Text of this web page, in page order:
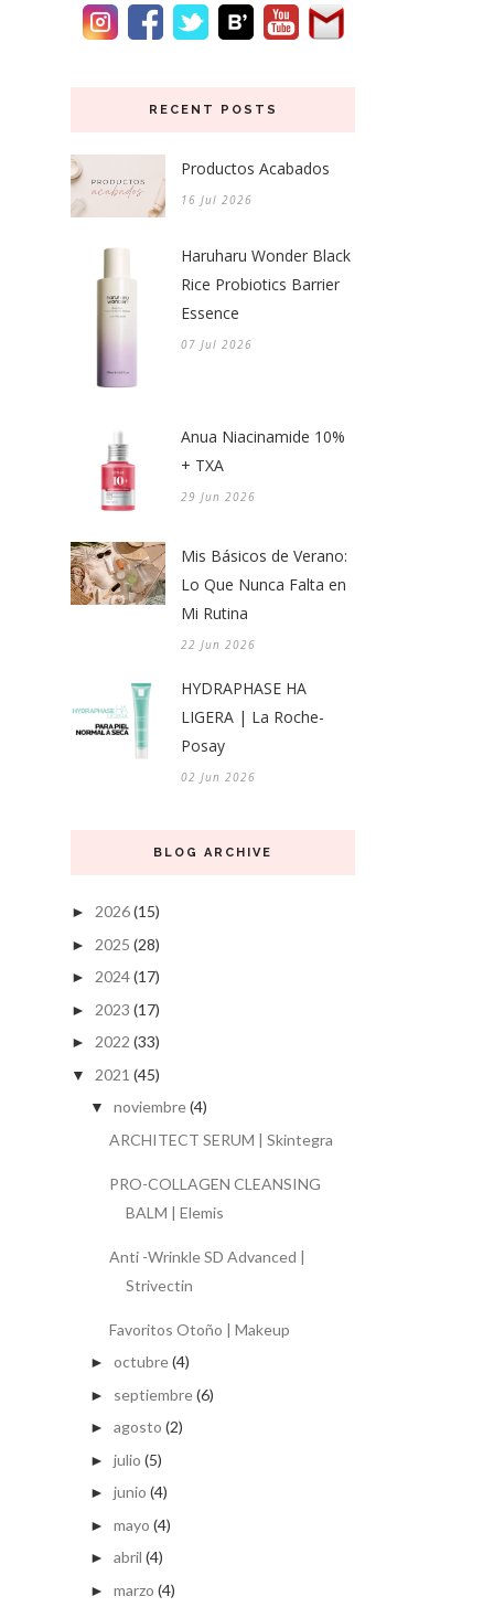
RECENT POSTS
Productos Acabados
16 Jul 2026
Haruharu Wonder Black
Rice Probiotics Barrier
Essence
07 Jul 2026
Anua Niacinamide 10%
+ TXA
29 Jun 2026
Mis Básicos de Verano:
Lo Que Nunca Falta en
Mi Rutina
22 Jun 2026
HYDRAPHASE HA
LIGERA | La Roche-
Posay
02 Jun 2026
BLOG ARCHIVE
► 2026(15)
► 2025 (28)
► 2024(17)
► 2023 (17)
► 2022 (33)
▼ 2021 (45)
▼ noviembre(4)
ARCHITECT SERUM | Skintegra
PRO-COLLAGEN CLEANSING
BALM | Elemis
Anti -Wrinkle SD Advanced |
Strivectin
Favoritos Otoño | Makeup
► octubre(4)
► septiembre(6)
► agosto (2)
► julio (5)
► junio (4)
► mayo (4)
► abril (4)
► marzo (4)